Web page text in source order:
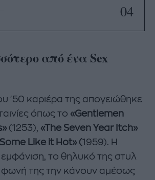
04
από ένα Sex
'50 καριέρα της απογειώθηκε
όπως το «Gentlemen
(1253), «The Seven Year Itch»
Like it Hot» (1959). Η
εμφάνιση, το θηλυκό της στυλ
φωνή της την κάνουν αμέσως